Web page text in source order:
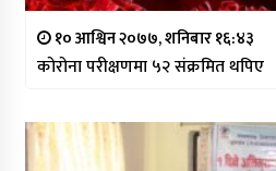
१० आश्विन २०७७, शनिबार १६:४३
कोरोना परीक्षणमा ५२ संक्रमित थपिए